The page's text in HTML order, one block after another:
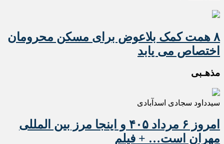
۸ همت کمک بلاعوض برای مسکن محرومان
اختصاص می یابد
مذهـبی
سیدداود سجادی اسدآبادی
امروز ۶ مرداد ۴۰۵ و اینجا مرز بین المللی
مهران است… + فیلم